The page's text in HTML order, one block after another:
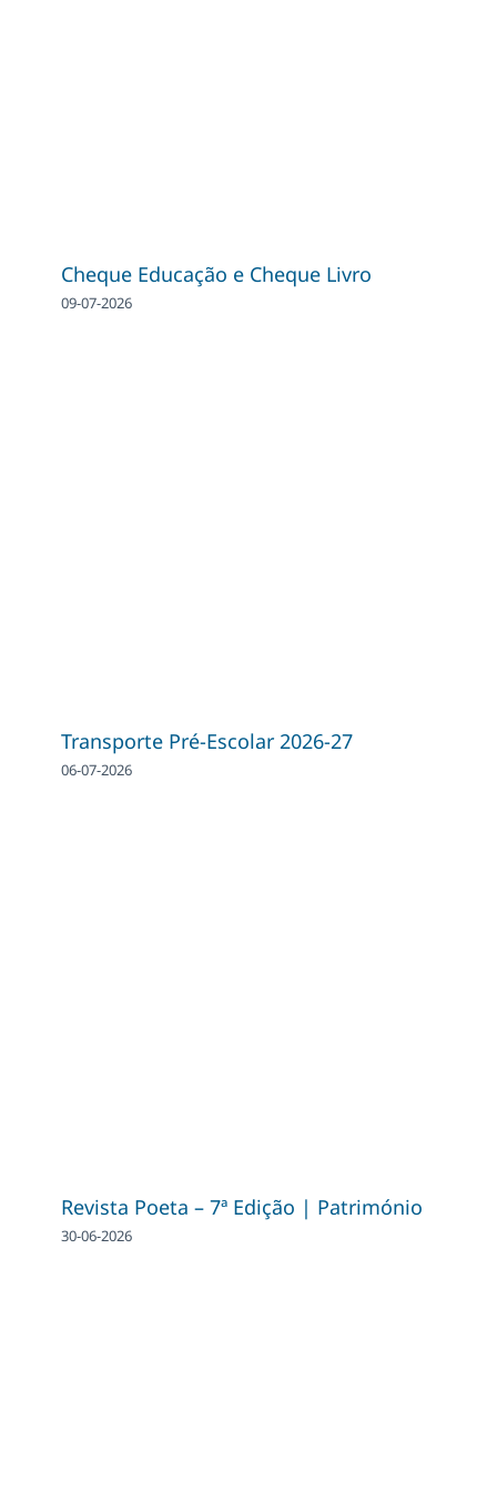
Cheque Educação e Cheque Livro
09-07-2026
Transporte Pré-Escolar 2026-27
06-07-2026
Revista Poeta – 7ª Edição | Património
30-06-2026